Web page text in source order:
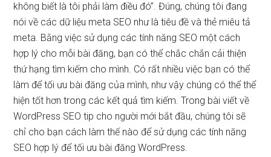
không biết là tôi phải làm điều đó”. Đúng, chúng tôi đang
nói về các dữ liệu meta SEO như là tiêu đề và thẻ miêu tả
meta. Bằng việc sử dụng các tính năng SEO một cách
hợp lý cho mỗi bài đăng, bạn có thể chắc chắn cải thiện
thứ hạng tìm kiếm cho mình. Có rất nhiều việc bạn có thể
làm để tối ưu bài đăng của mình, như vậy chúng có thể thể
hiện tốt hơn trong các kết quả tìm kiếm. Trong bài viết về
WordPress SEO tip cho người mới bắt đầu, chúng tôi sẽ
chỉ cho bạn cách làm thế nào để sử dụng các tính năng
SEO hợp lý để tối ưu bài đăng WordPress.